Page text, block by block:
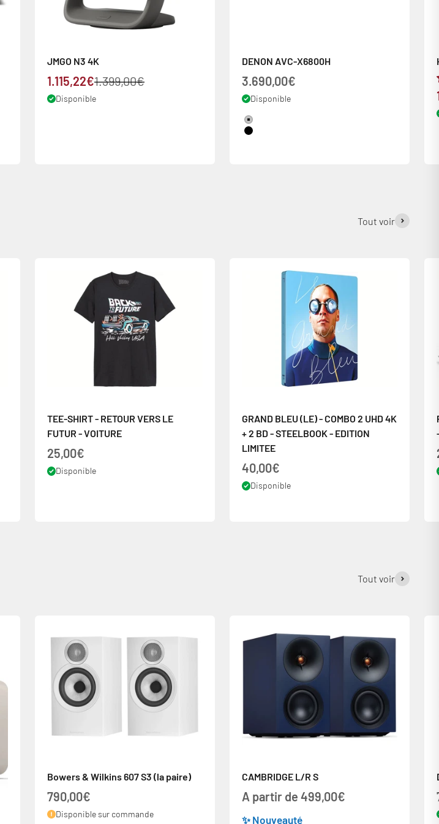
JMGO N3 4K
Prix de vente
1.115,22€Prix normal
1.399,00€
Disponible
DENON AVC-X6800H
Prix de vente
3.690,00€
Disponible
Couleur
Silver
Black
Tout voir
TEE-SHIRT - RETOUR VERS LE
FUTUR - VOITURE
Prix de vente
25,00€
Disponible
GRAND BLEU (LE) - COMBO 2 UHD 4K
+ 2 BD - STEELBOOK - EDITION
LIMITEE
Prix de vente
40,00€
Disponible
Tout voir
Bowers & Wilkins 607 S3 (la paire)
Prix de vente
790,00€
Disponible sur commande
CAMBRIDGE L/R S
Prix de vente
A partir de 499,00€
✨ Nouveauté